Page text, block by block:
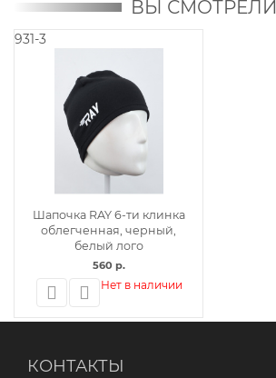
ВЫ СМОТРЕЛИ
931-3
Шапочка RAY 6-ти клинка
облегченная, черный,
белый лого
560 р.
Нет в наличии
КОНТАКТЫ